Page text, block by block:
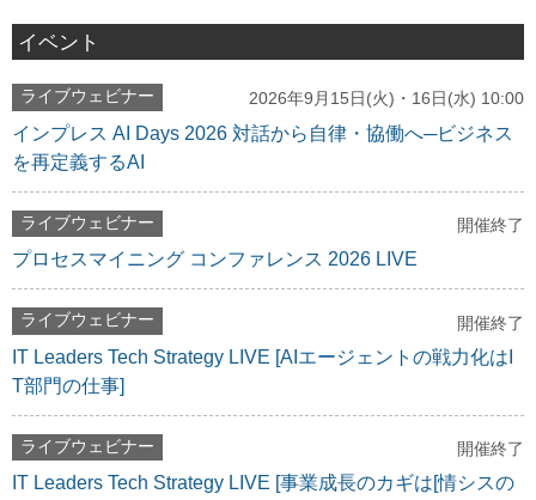
イベント
ライブウェビナー 2026年9月15日(火)・16日(水) 10:00
インプレス AI Days 2026 対話から自律・協働へ─ビジネス
を再定義するAI
ライブウェビナー 開催終了
プロセスマイニング コンファレンス 2026 LIVE
ライブウェビナー 開催終了
IT Leaders Tech Strategy LIVE [AIエージェントの戦力化はI
T部門の仕事]
ライブウェビナー 開催終了
IT Leaders Tech Strategy LIVE [事業成長のカギは[情シスの